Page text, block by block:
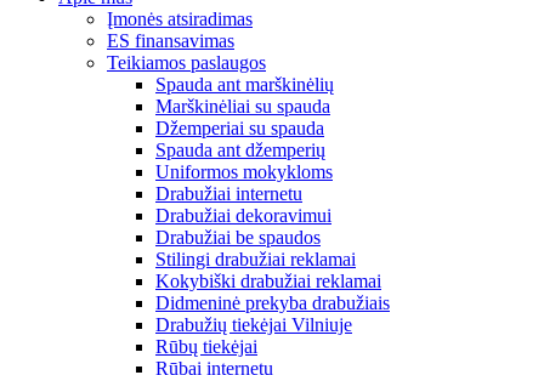
Įmonės atsiradimas
ES finansavimas
Teikiamos paslaugos
Spauda ant marškinėlių
Marškinėliai su spauda
Džemperiai su spauda
Spauda ant džemperių
Uniformos mokykloms
Drabužiai internetu
Drabužiai dekoravimui
Drabužiai be spaudos
Stilingi drabužiai reklamai
Kokybiški drabužiai reklamai
Didmeninė prekyba drabužiais
Drabužių tiekėjai Vilniuje
Rūbų tiekėjai
Rūbai internetu